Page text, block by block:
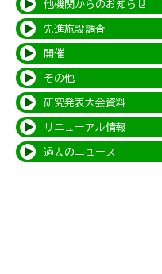
他機関からのお知らせ
先進施設調査
開催
その他
研究発表大会資料
リニューアル情報
過去のニュース